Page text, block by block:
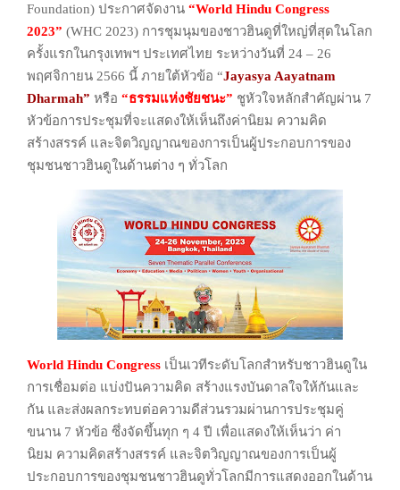
Foundation) ประกาศจัดงาน “World Hindu Congress
2023” (WHC 2023) การชุมนุมของชาวฮินดูที่ใหญ่ที่สุดในโลก
ครั้งแรกในกรุงเทพฯ ประเทศไทย ระหว่างวันที่ 24 – 26
พฤศจิกายน 2566 นี้ ภายใต้หัวข้อ “Jayasya Aayatnam
Dharmah” หรือ “ธรรมแห่งชัยชนะ” ชูหัวใจหลักสำคัญผ่าน 7
หัวข้อการประชุมที่จะแสดงให้เห็นถึงค่านิยม ความคิด
สร้างสรรค์ และจิตวิญญาณของการเป็นผู้ประกอบการของ
ชุมชนชาวฮินดูในด้านต่าง ๆ ทั่วโลก
World Hindu Congress เป็นเวทีระดับโลกสำหรับชาวฮินดูใน
การเชื่อมต่อ แบ่งปันความคิด สร้างแรงบันดาลใจให้กันและ
กัน และส่งผลกระทบต่อความดีส่วนรวมผ่านการประชุมคู่
ขนาน 7 หัวข้อ ซึ่งจัดขึ้นทุก ๆ 4 ปี เพื่อแสดงให้เห็นว่า ค่า
นิยม ความคิดสร้างสรรค์ และจิตวิญญาณของการเป็นผู้
ประกอบการของชุมชนชาวฮินดูทั่วโลกมีการแสดงออกในด้าน